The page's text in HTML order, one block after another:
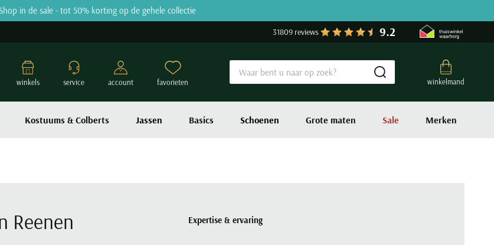
in de sale - tot 50% korting op de gehele collectie
31809 reviews 9.2
winkelmand
Submit search
Kostuums & Colberts Jassen Basics Schoenen Grote maten Sale Merken
winkels service account favorieten
Reenen Expertise & ervaring